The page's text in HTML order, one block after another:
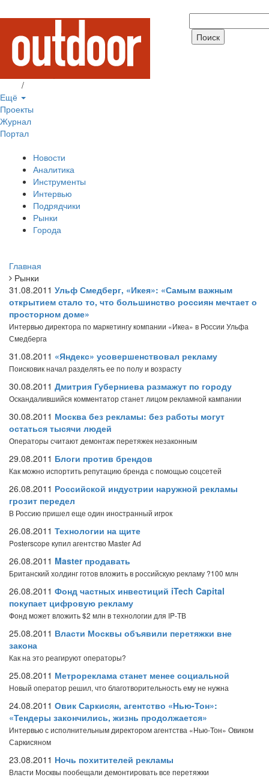
/
Ещё
Проекты
Журнал
Портал
Новости
Аналитика
Инструменты
Интервью
Подрядчики
Рынки
Города
Главная
Рынки
31.08.2011 Ульф Смедберг, «Икея»: «Самым важным
открытием стало то, что большинство россиян мечтает о
просторном доме»
Интервью директора по маркетингу компании «Икеа» в России Ульфа
Смедберга
31.08.2011 «Яндекс» усовершенствовал рекламу
Поисковик начал разделять ее по полу и возрасту
30.08.2011 Дмитрия Губерниева размажут по городу
Оскандалившийся комментатор станет лицом рекламной кампании
30.08.2011 Москва без рекламы: без работы могут
остаться тысячи людей
Операторы считают демонтаж перетяжек незаконным
29.08.2011 Блоги против брендов
Как можно испортить репутацию бренда с помощью соцсетей
26.08.2011 Российской индустрии наружной рекламы
грозит передел
В Россию пришел еще один иностранный игрок
26.08.2011 Технологии на щите
Posterscope купил агентство Master Ad
26.08.2011 Master продавать
Британский холдинг готов вложить в российскую рекламу ?100 млн
26.08.2011 Фонд частных инвестиций iTech Capital
покупает цифровую рекламу
Фонд может вложить $2 млн в технологии для IP-ТВ
25.08.2011 Власти Москвы объявили перетяжки вне
закона
Как на это реагируют операторы?
25.08.2011 Метрореклама станет менее социальной
Новый оператор решил, что благотворительность ему не нужна
24.08.2011 Овик Саркисян, агентство «Нью-Тон»:
«Тендеры закончились, жизнь продолжается»
Интервью с исполнительным директором агентства «Нью-Тон» Овиком
Саркисяном
23.08.2011 Ночь похитителей рекламы
Власти Москвы пообещали демонтировать все перетяжки